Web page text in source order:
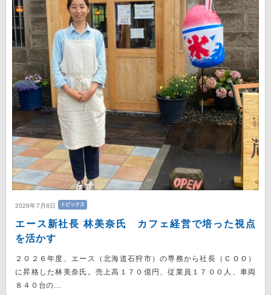
2026年7月8日 トピックス
エース新社長 林美奈氏 カフェ経営で培った視点
を活かす
２０２６年度、エース（北海道石狩市）の専務から社長（ＣＯＯ）
に昇格した林美奈氏。売上高１７０億円、従業員１７００人、車両
８４０台の...